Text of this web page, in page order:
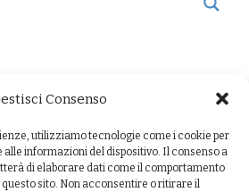
Consenso
utilizziamo tecnologie come i cookie per
informazioni del dispositivo. Il consenso a
di elaborare dati come il comportamento
sito. Non acconsentire o ritirare il